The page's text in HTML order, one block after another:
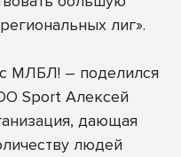
лиг».
МЛБЛ! – поделился
Sport Алексей
дающая
людей